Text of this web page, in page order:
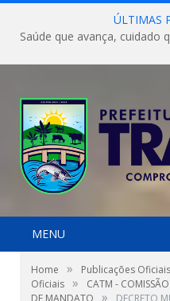
ÚLTIMAS
MENU
Home » Publicações Oficiais
Oficiais »
CATM -
DE MANDATO
»
DECRETO